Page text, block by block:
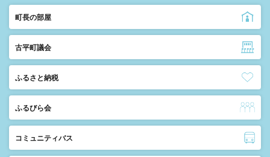
町長の部屋
古平町議会
ふるさと納税
ふるびら会
コミュニティバス